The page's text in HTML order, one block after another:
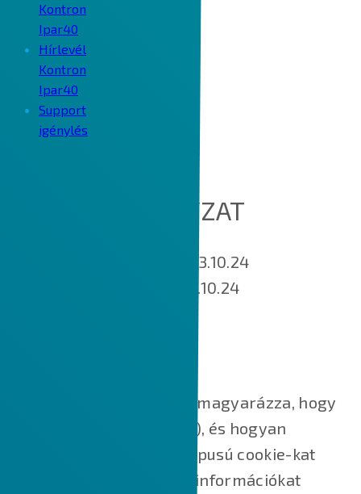
Kontron
Ipar40
Hírlevél
Kontron
Ipar40
Support
igénylés
COOKIE SZABÁLYZAT
Hatálybalépés napja: 2023.10.24
Utoljára módosított: 2023.10.24
Ez a Cookie-szabályzat elmagyarázza, hogy
mik azok a sütik (cookie-k), és hogyan
használjuk őket, milyen típusú cookie-kat
használunk, azaz milyen információkat